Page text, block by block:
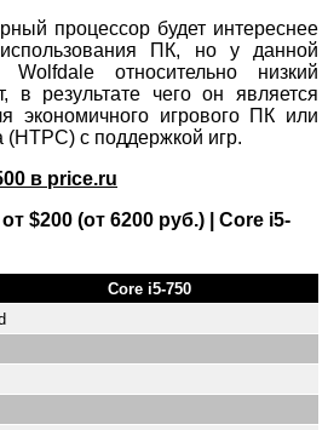
процессор будет интереснее
ПК, но у данной
относительно низкий
в результате чего он является
экономичного игрового ПК или
с поддержкой игр.
в price.ru
$200 (от 6200 руб.) | Core i5-
Core i5-750